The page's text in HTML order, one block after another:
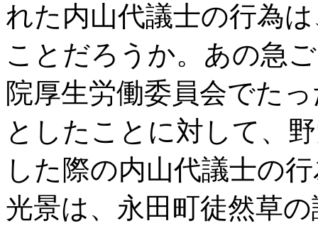
れた内山代議士の行為
ことだろうか。あの急
院厚生労働委員会でた
としたことに対して、
した際の内山代議士の
光景は、永田町徒然草